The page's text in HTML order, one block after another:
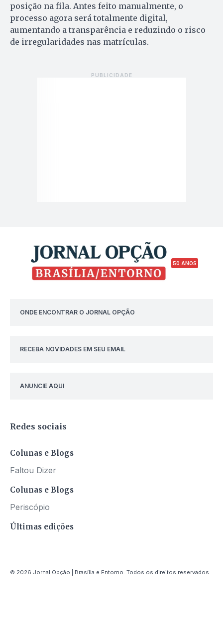
posição na fila. Antes feito manualmente, o
processo agora será totalmente digital,
aumentando a transparência e reduzindo o risco
de irregularidades nas matrículas.
50 ANOS
ONDE ENCONTRAR O JORNAL OPÇÃO
RECEBA NOVIDADES EM SEU EMAIL
ANUNCIE AQUI
Redes sociais
Colunas e Blogs
Faltou Dizer
Colunas e Blogs
Periscópio
Últimas edições
© 2026 Jornal Opção | Brasília e Entorno. Todos os direitos reservados.